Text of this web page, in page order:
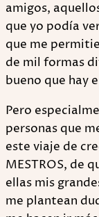
amigos,
que yo podía
que me
de mil formas
bueno que hay
Pero
personas que
este viaje de
MESTROS, de
ellas mis
me plantean